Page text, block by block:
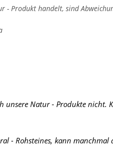
- Produkt handelt, sind
unsere Natur - Produkte nicht.
- Rohsteines, kann